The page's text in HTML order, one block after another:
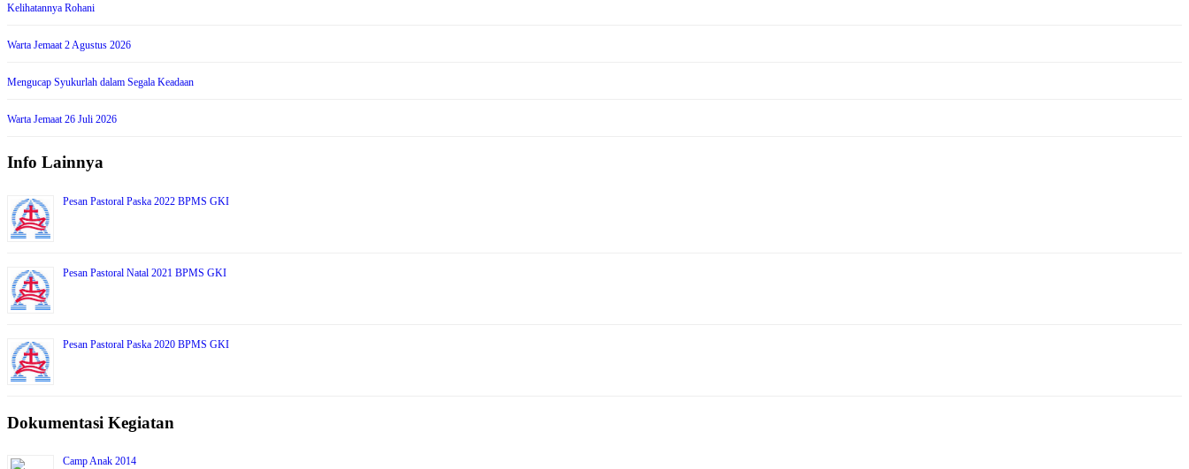
Kelihatannya Rohani
Warta Jemaat 2 Agustus 2026
Mengucap Syukurlah dalam Segala Keadaan
Warta Jemaat 26 Juli 2026
Info Lainnya
Pesan Pastoral Paska 2022 BPMS GKI
Pesan Pastoral Natal 2021 BPMS GKI
Pesan Pastoral Paska 2020 BPMS GKI
Dokumentasi Kegiatan
Camp Anak 2014